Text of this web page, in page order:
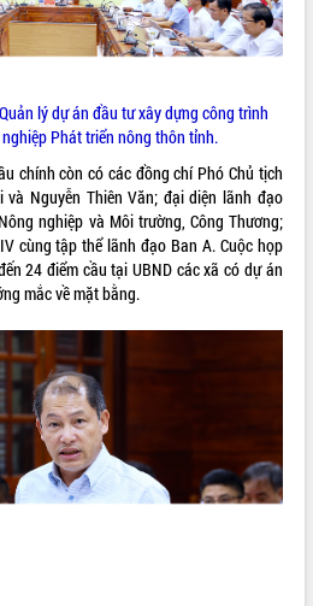
lý dự án đầu tư xây dựng công trình
Phát triển nông thôn tỉnh.
chính còn có các đồng chí Phó Chủ tịch
và Nguyễn Thiên Văn; đại diện lãnh đạo
nghiệp và Môi trường, Công Thương;
cùng tập thể lãnh đạo Ban A. Cuộc họp
24 điểm cầu tại UBND các xã có dự án
mắc về mặt bằng.